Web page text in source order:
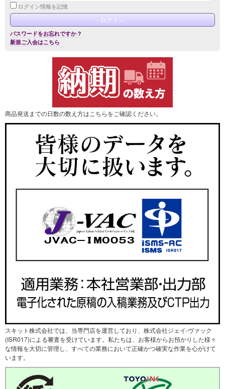
ログイン情報を記憶
パスワードをお忘れですか ?
新規ご入会はこちら
商品発送までの日数の数え方はこちらをご確認ください。
スキット株式会社では、当専門店を運営しており、株式会社ジェイ-ヴァック
(ISR017)による審査を受けています。私たちは、お客様からお預かりした様々
な情報を大切に管理し、すべての業務において正確かつ確実な作業を心がけて
います。